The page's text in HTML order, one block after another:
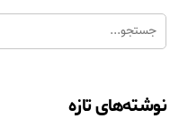
نوشته‌های تازه